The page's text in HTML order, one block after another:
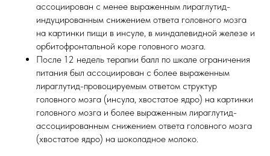
ассоциирован с менее выраженным лираглутид-
индуцированным снижением ответа головного мозга
на картинки пищи в инсуле, в миндалевидной железе и
орбитофронтальной коре головного мозга.
После 12 недель терапии балл по шкале ограничения
питания был ассоциирован с более выраженным
лираглутид-провоцируемым ответом структур
головного мозга (инсула, хвостатое ядро) на картинки
головного мозга и более выраженным лираглутид-
ассоциированным снижением ответа головного мозга
(хвостатое ядро) на шоколадное молоко.